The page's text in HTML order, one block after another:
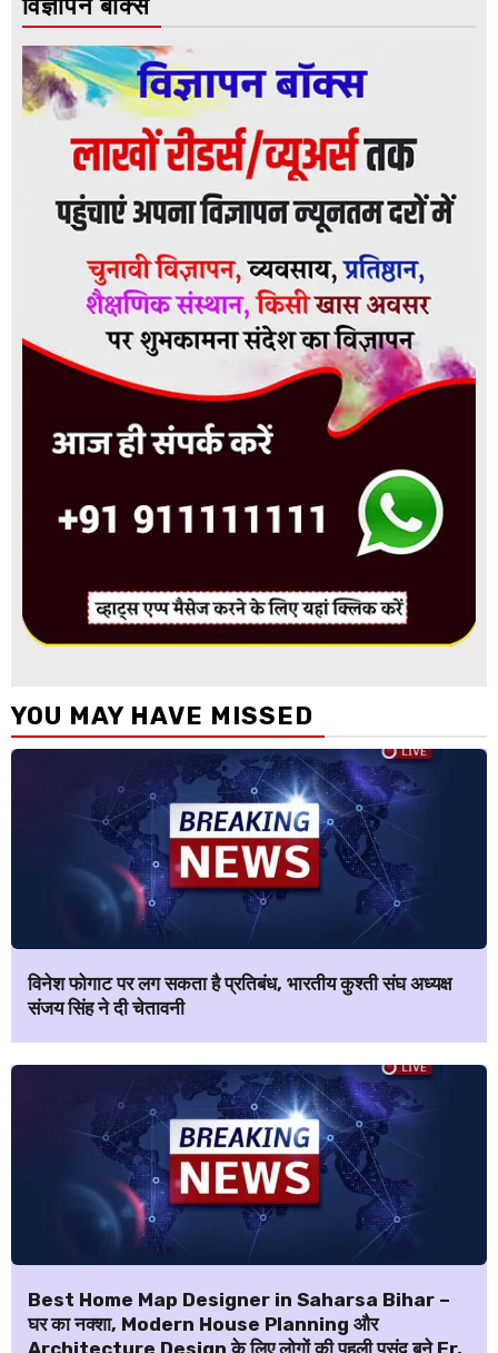
विज्ञापन बॉक्स
YOU MAY HAVE MISSED
विनेश फोगाट पर लग सकता है प्रतिबंध, भारतीय कुश्ती संघ अध्यक्ष
संजय सिंह ने दी चेतावनी
Best Home Map Designer in Saharsa Bihar –
घर का नक्शा, Modern House Planning और
Architecture Design के लिए लोगों की पहली पसंद बने Er.